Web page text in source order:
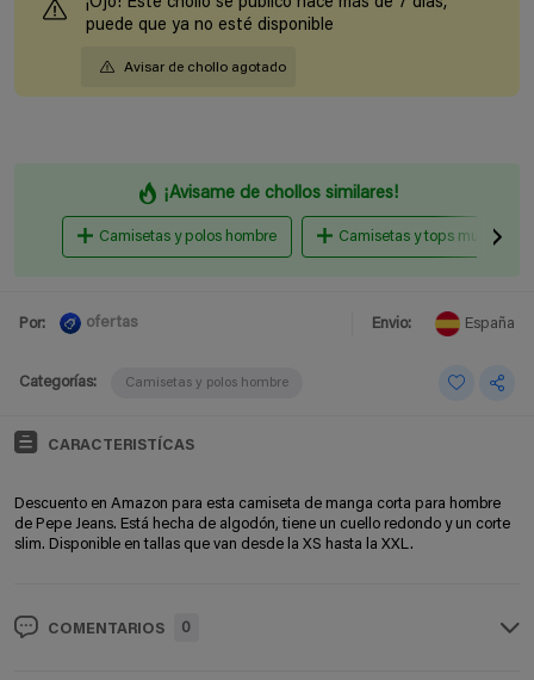
puede que ya no esté disponible
Avisar de chollo agotado
¡Avisame de chollos similares!
Camisetas y polos hombre Camisetas y tops mujer
Por: ofertas Envio: España
Categorías: Camisetas y polos hombre
CARACTERISTÍCAS
Descuento en Amazon para esta camiseta de manga corta para hombre
de Pepe Jeans. Está hecha de algodón, tiene un cuello redondo y un corte
slim. Disponible en tallas que van desde la XS hasta la XXL.
COMENTARIOS 0